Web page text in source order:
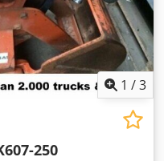
1 /3
250